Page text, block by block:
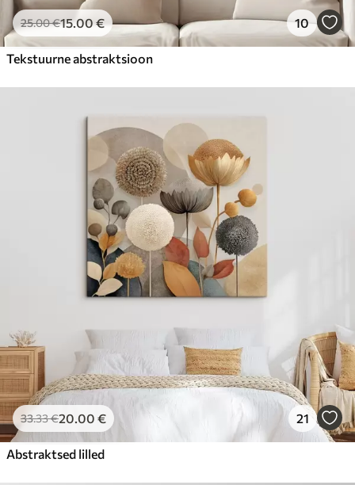
25.00€15.00€ 10
Tekstuurne abstraktsioon
33.33€20.00 € 21
Abstraktsed lilled